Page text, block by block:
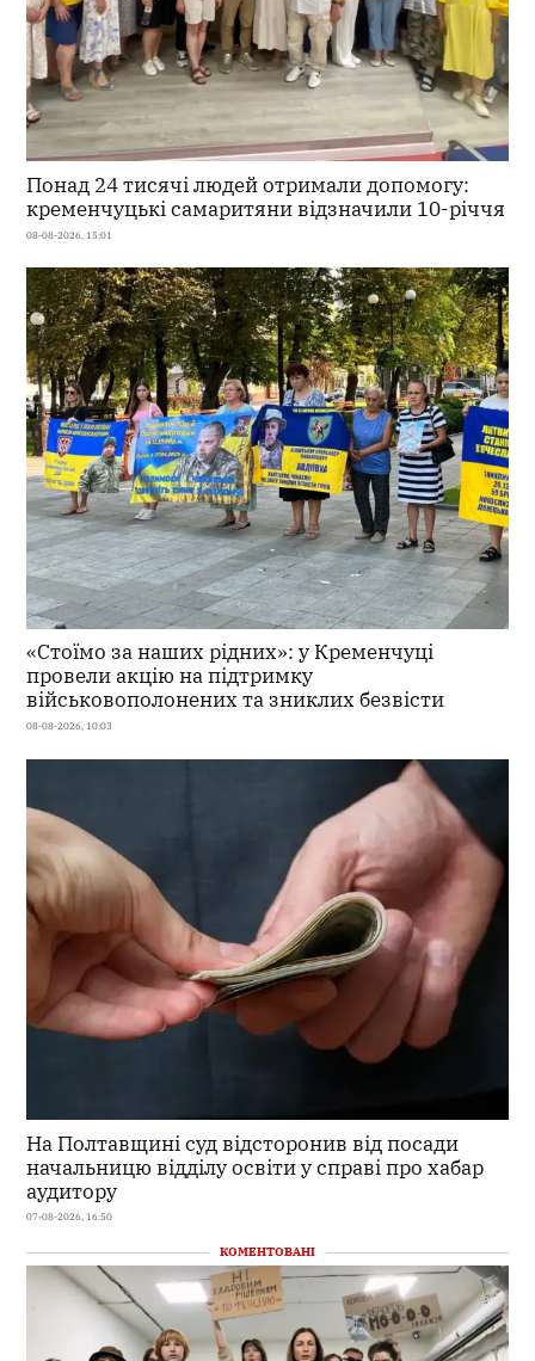
Понад 24 тисячі людей отримали допомогу:
кременчуцькі самаритяни відзначили 10-річчя
08-08-2026, 15:01
«Стоїмо за наших рідних»: у Кременчуці
провели акцію на підтримку
військовополонених та зниклих безвісти
08-08-2026, 10:03
На Полтавщині суд відсторонив від посади
начальницю відділу освіти у справі про хабар
аудитору
07-08-2026, 16:50
КОМЕНТОВАНІ